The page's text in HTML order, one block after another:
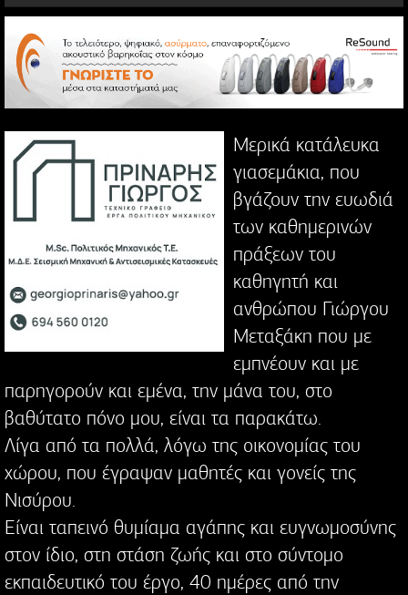
Μερικά κατάλευκα
γιασεμάκια, που
βγάζουν την ευωδιά
των καθημερινών
πράξεων του
καθηγητή και
ανθρώπου Γιώργου
Μεταξάκη που με
εμπνέουν και με
παρηγορούν και εμένα, την μάνα του, στο
βαθύτατο πόνο μου, είναι τα παρακάτω.
Λίγα από τα πολλά, λόγω της οικονομίας του
χώρου, που έγραψαν μαθητές και γονείς της
Νισύρου.
Είναι ταπεινό θυμίαμα αγάπης και ευγνωμοσύνης
στον ίδιο, στη στάση ζωής και στο σύντομο
εκπαιδευτικό του έργο, 40 ημέρες από την